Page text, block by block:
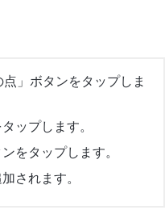
」ボタンをタップしま
ップします。
をタップします。
されます。